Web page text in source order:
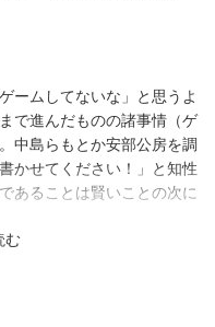
ームしてないな」と思うよ
で進んだものの諸事情（ゲ
中島らもとか安部公房を調
かせてください！」と知性
あることは賢いことの次に
む